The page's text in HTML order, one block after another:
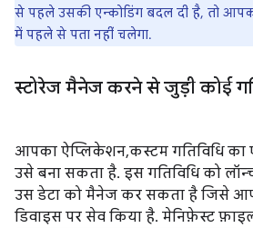
से पहले उसकी एन्कोडिंग बदल दी है, तो
में पहले से पता नहीं चलेगा.
स्टोरेज मैनेज करने से जुड़ी कोई
आपका ऐप्लिकेशन, कस्टम गतिविधि
उसे बना सकता है. इस गतिविधि को
उस डेटा को मैनेज कर सकता है जिसे
डिवाइस पर सेव किया है. मेनिफ़ेस्ट